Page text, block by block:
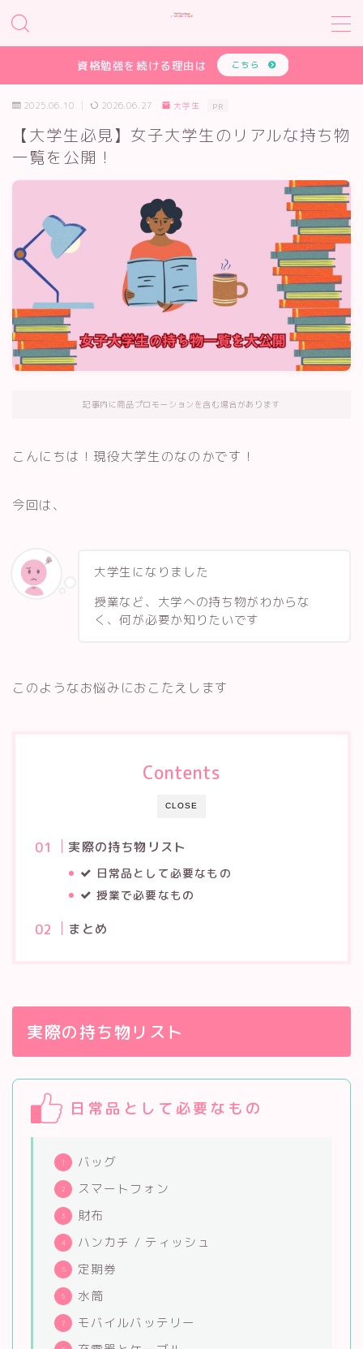
HOME
大学生
学び
受験
自己研鑽
資格
資格勉強を続ける理由は こちら
2025.06.10 2026.06.27 大学生 PR
【大学生必見】女子大学生のリアルな持ち物
一覧を公開！
記事内に商品プロモーションを含む場合があります
こんにちは！現役大学生のなのかです！
今回は、
大学生になりました
授業など、大学への持ち物がわからな
く、何が必要か知りたいです
このようなお悩みにおこたえします
CLOSE
Contents
実際の持ち物リスト
日常品として必要なもの
授業で必要なもの
まとめ
実際の持ち物リスト
日常品として必要なもの
バッグ
スマートフォン
財布
ハンカチ / ティッシュ
定期券
水筒
モバイルバッテリー